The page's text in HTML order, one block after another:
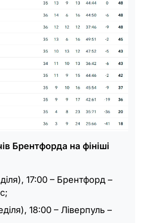
Брентфорда на фініші
17:00 – Брентфорд –
18:00 – Ліверпуль –